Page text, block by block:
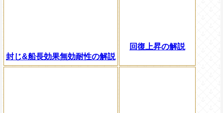
封じ&船長効果無効耐性の解説
回復上昇の解説